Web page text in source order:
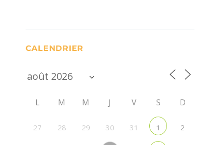
CALENDRIER
L M M J V S D
27 28 29 30 31 1 2